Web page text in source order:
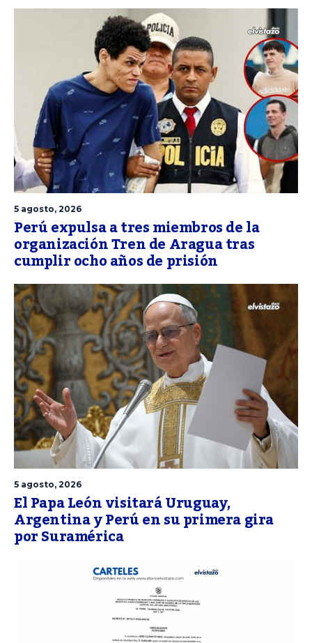
5 agosto, 2026
Perú expulsa a tres miembros de la
organización Tren de Aragua tras
cumplir ocho años de prisión
5 agosto, 2026
El Papa León visitará Uruguay,
Argentina y Perú en su primera gira
por Suramérica